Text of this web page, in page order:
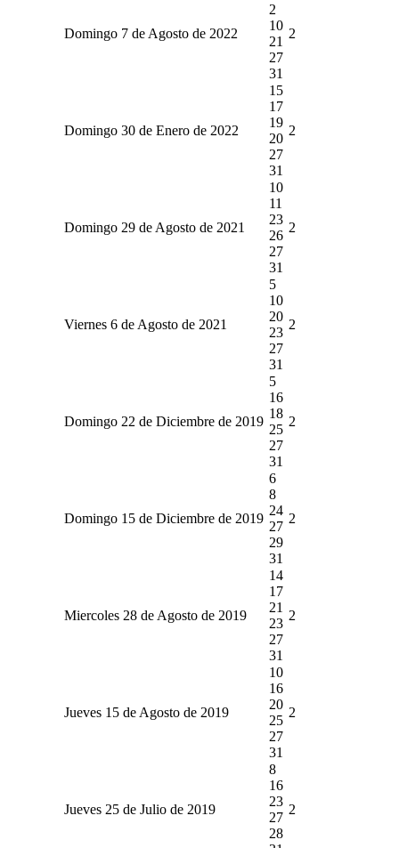
Domingo 7 de Agosto de 2022
2
10
21
27
31
2
Domingo 30 de Enero de 2022
15
17
19
20
27
31
2
Domingo 29 de Agosto de 2021
10
11
23
26
27
31
2
Viernes 6 de Agosto de 2021
5
10
20
23
27
31
2
Domingo 22 de Diciembre de 2019
5
16
18
25
27
31
2
Domingo 15 de Diciembre de 2019
6
8
24
27
29
31
2
Miercoles 28 de Agosto de 2019
14
17
21
23
27
31
2
Jueves 15 de Agosto de 2019
10
16
20
25
27
31
2
Jueves 25 de Julio de 2019
8
16
23
27
28
2